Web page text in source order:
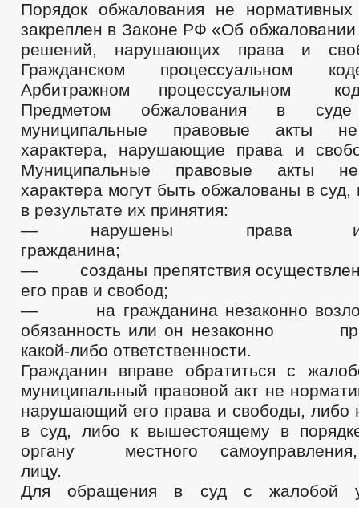
Порядок обжалования не нормативных
закреплен в Законе РФ «Об обжаловании
решений, нарушающих права и
Гражданском процессуальном
Арбитражном процессуальном
Предметом обжалования в
муниципальные правовые акты не
характера, нарушающие права и
Муниципальные правовые акты не
характера могут быть обжалованы в суд,
в результате их принятия:
— нарушены права и
гражданина;
— созданы препятствия
его прав и свобод;
— на гражданина незаконно
обязанность или он
какой-либо ответственности.
Гражданин вправе обратиться с
муниципальный правовой акт не
нарушающий его права и свободы, либо
в суд, либо к вышестоящему в
органу местного
лицу.
Для обращения в суд с жалобой